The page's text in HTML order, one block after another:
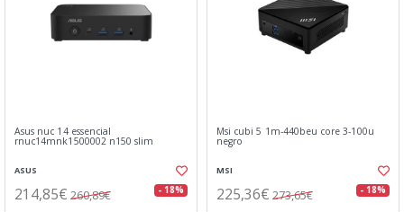
Asus nuc 14 essencial
rnuc14mnk1500002 n150 slim
ASUS
214,85€ 260,89€ - 18%
Msi cubi 5 1m-440beu core 3-100u
negro
MSI
225,36€ 273,65€ - 18%